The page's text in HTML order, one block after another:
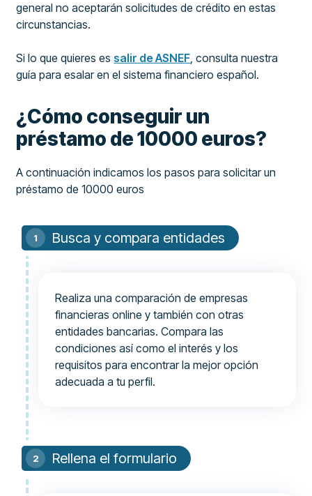
general no aceptarán solicitudes de crédito en estas
circunstancias.
Si lo que quieres es salir de ASNEF, consulta nuestra
guía para esalar en el sistema financiero español.
¿Cómo conseguir un
préstamo de 10000 euros?
A continuación indicamos los pasos para solicitar un
préstamo de 10000 euros
Busca y compara entidades
Realiza una comparación de empresas
financieras online y también con otras
entidades bancarias. Compara las
condiciones así como el interés y los
requisitos para encontrar la mejor opción
adecuada a tu perfil.
Rellena el formulario